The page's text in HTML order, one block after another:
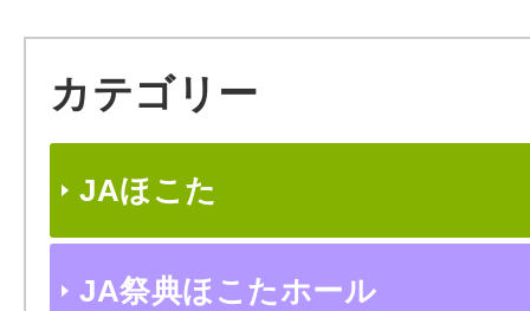
カテゴリー
JAほこた
JA祭典ほこたホール